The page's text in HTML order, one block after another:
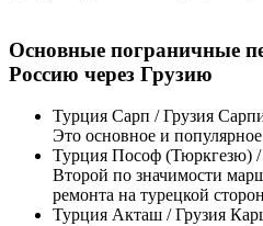
Основные пограничные
Россию через Грузию
Турция Сарп / Грузия
Это основное и
Турция Пософ (Тюркгезю)
Второй по значимости
ремонта на турецкой
Турция Акташ / Грузия